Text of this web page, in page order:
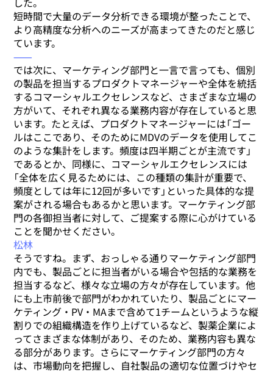
短時間で大量のデータ分析できる環境が整ったことで、
より高精度な分析へのニーズが高まってきたのだと感じ
ています。
⸺
では次に、マーケティング部門と一言で言っても、個別
の製品を担当するプロダクトマネージャーや全体を統括
するコマーシャルエクセレンスなど、さまざまな立場の
方がいて、それぞれ異なる業務内容が存在していると思
います。たとえば、プロダクトマネージャーには「ゴー
ルはここであり、そのためにMDVのデータを使用してこ
のような集計をします。頻度は四半期ごとが主流です」
であるとか、同様に、コマーシャルエクセレンスには
「全体を広く見るためには、この種類の集計が重要で、
頻度としては年に12回が多いです」といった具体的な提
案がされる場合もあるかと思います。マーケティング部
門の各御担当者に対して、ご提案する際に心がけている
ことを聞かせください。
松林
そうですね。まず、おっしゃる通りマーケティング部門
内でも、製品ごとに担当者がいる場合や包括的な業務を
担当するなど、様々な立場の方々が存在しています。他
にも上市前後で部門がわかれていたり、製品ごとにマー
ケティング・PV・MAまで含めて1チームというような縦
割りでの組織構造を作り上げているなど、製薬企業によ
ってさまざまな体制があり、そのため、業務内容も異な
る部分があります。さらにマーケティング部門の方々
は、市場動向を把握し、自社製品の適切な位置づけやセ